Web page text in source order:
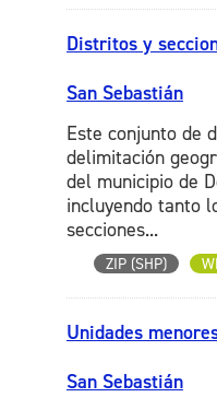
Distritos y
San Sebastián
Este conjunto de
delimitación
del municipio de
incluyendo tanto
secciones...
ZIP (SHP)
Unidades
San Sebastián